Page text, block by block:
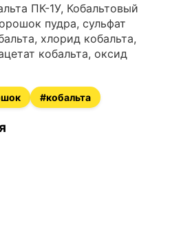
ПК-1У, Кобальтовый
пудра, сульфат
хлорид кобальта,
кобальта, оксид
#кобальта